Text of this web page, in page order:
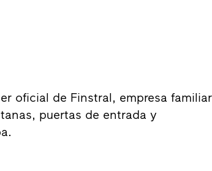
oficial de Finstral, empresa familiar
puertas de entrada y